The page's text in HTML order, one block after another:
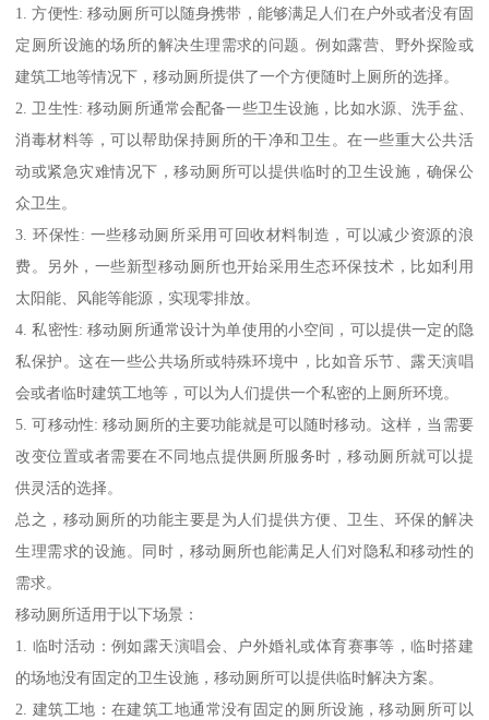
1. 方便性: 移动厕所可以随身携带，能够满足人们在户外或者没有固
定厕所设施的场所的解决生理需求的问题。例如露营、野外探险或
建筑工地等情况下，移动厕所提供了一个方便随时上厕所的选择。
2. 卫生性: 移动厕所通常会配备一些卫生设施，比如水源、洗手盆、
消毒材料等，可以帮助保持厕所的干净和卫生。在一些重大公共活
动或紧急灾难情况下，移动厕所可以提供临时的卫生设施，确保公
众卫生。
3. 环保性: 一些移动厕所采用可回收材料制造，可以减少资源的浪
费。另外，一些新型移动厕所也开始采用生态环保技术，比如利用
太阳能、风能等能源，实现零排放。
4. 私密性: 移动厕所通常设计为单使用的小空间，可以提供一定的隐
私保护。这在一些公共场所或特殊环境中，比如音乐节、露天演唱
会或者临时建筑工地等，可以为人们提供一个私密的上厕所环境。
5. 可移动性: 移动厕所的主要功能就是可以随时移动。这样，当需要
改变位置或者需要在不同地点提供厕所服务时，移动厕所就可以提
供灵活的选择。
总之，移动厕所的功能主要是为人们提供方便、卫生、环保的解决
生理需求的设施。同时，移动厕所也能满足人们对隐私和移动性的
需求。
移动厕所适用于以下场景：
1. 临时活动：例如露天演唱会、户外婚礼或体育赛事等，临时搭建
的场地没有固定的卫生设施，移动厕所可以提供临时解决方案。
2. 建筑工地：在建筑工地通常没有固定的厕所设施，移动厕所可以